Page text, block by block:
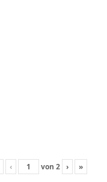
‹ von 2 › »